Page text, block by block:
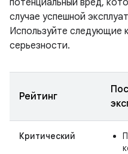
потенциальный вред,
случае успешной
Используйте следующие
серьезности.
Рейтинг
Критический